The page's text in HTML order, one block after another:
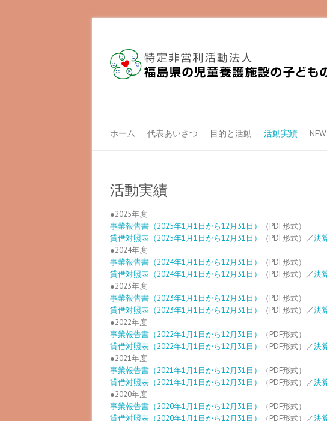
ホーム 代表あいさつ 目的と活動 活動実績
活動実績
●2025年度
事業報告書（2025年1月1日から12月31日）
（PDF形式）
貸借対照表（2025年1月1日から12月31日）
（PDF形式）／決
●2024年度
事業報告書（2024年1月1日から12月31日）
（PDF形式）
貸借対照表（2024年1月1日から12月31日）
（PDF形式）／決
●2023年度
事業報告書（2023年1月1日から12月31日）
（PDF形式）
貸借対照表（2023年1月1日から12月31日）
（PDF形式）／決
●2022年度
事業報告書（2022年1月1日から12月31日）
（PDF形式）
貸借対照表（2022年1月1日から12月31日）
（PDF形式）／決
●2021年度
事業報告書（2021年1月1日から12月31日）
（PDF形式）
貸借対照表（2021年1月1日から12月31日）
（PDF形式）／決
●2020年度
事業報告書（2020年1月1日から12月31日）
（PDF形式）
貸借対照表（2020年1月1日から12月31日）
（PDF形式）／決